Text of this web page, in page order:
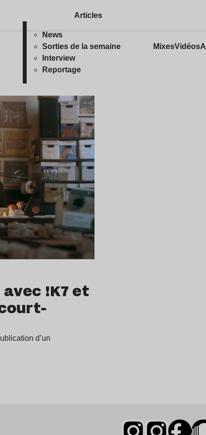
Articles
News
Sorties de la semaine
Interview
Reportage
MixesVidéos
!K7 et
d’un